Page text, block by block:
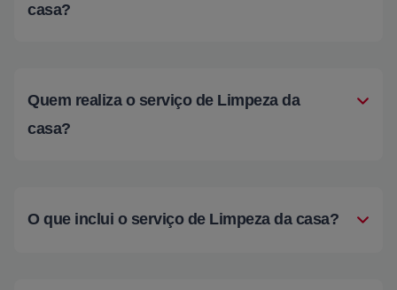
casa?
Quem realiza o serviço de Limpeza da
casa?
O que inclui o serviço de Limpeza da casa?